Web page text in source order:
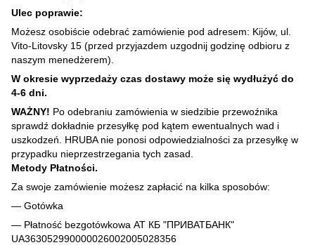
Ulec poprawie:
Możesz osobiście odebrać zamówienie pod adresem: Kijów, ul.
Vito-Litovsky 15 (przed przyjazdem uzgodnij godzinę odbioru z
naszym menedżerem).
W okresie wyprzedaży czas dostawy może się wydłużyć do
4-6 dni.
WAŻNY! Po odebraniu zamówienia w siedzibie przewoźnika
sprawdź dokładnie przesyłkę pod kątem ewentualnych wad i
uszkodzeń. HRUBA nie ponosi odpowiedzialności za przesyłkę w
przypadku nieprzestrzegania tych zasad.
Metody Płatności.
Za swoje zamówienie możesz zapłacić na kilka sposobów:
— Gotówka
— Płatność bezgotówkowa АТ КБ "ПРИВАТБАНК"
UA363052990000026002005028356